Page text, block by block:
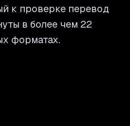
к проверке перевод
в более чем 22
форматах.